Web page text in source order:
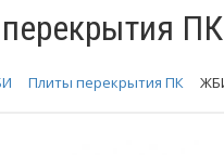
Плиты перекрытия ПК